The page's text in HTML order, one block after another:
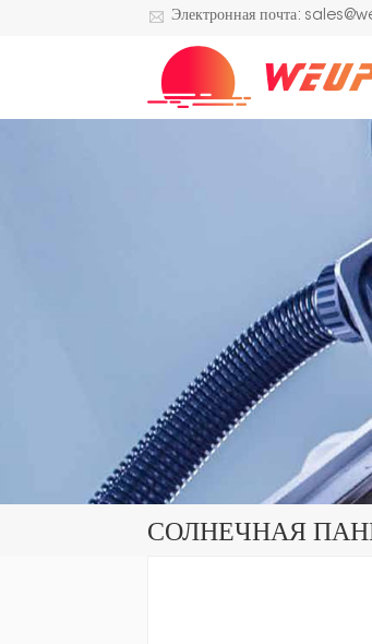
Электронная почта:
СОЛНЕЧНАЯ